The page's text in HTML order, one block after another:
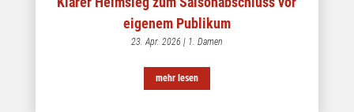
eigenem Publikum
23. Apr. 2026 | 1. Damen
mehr lesen